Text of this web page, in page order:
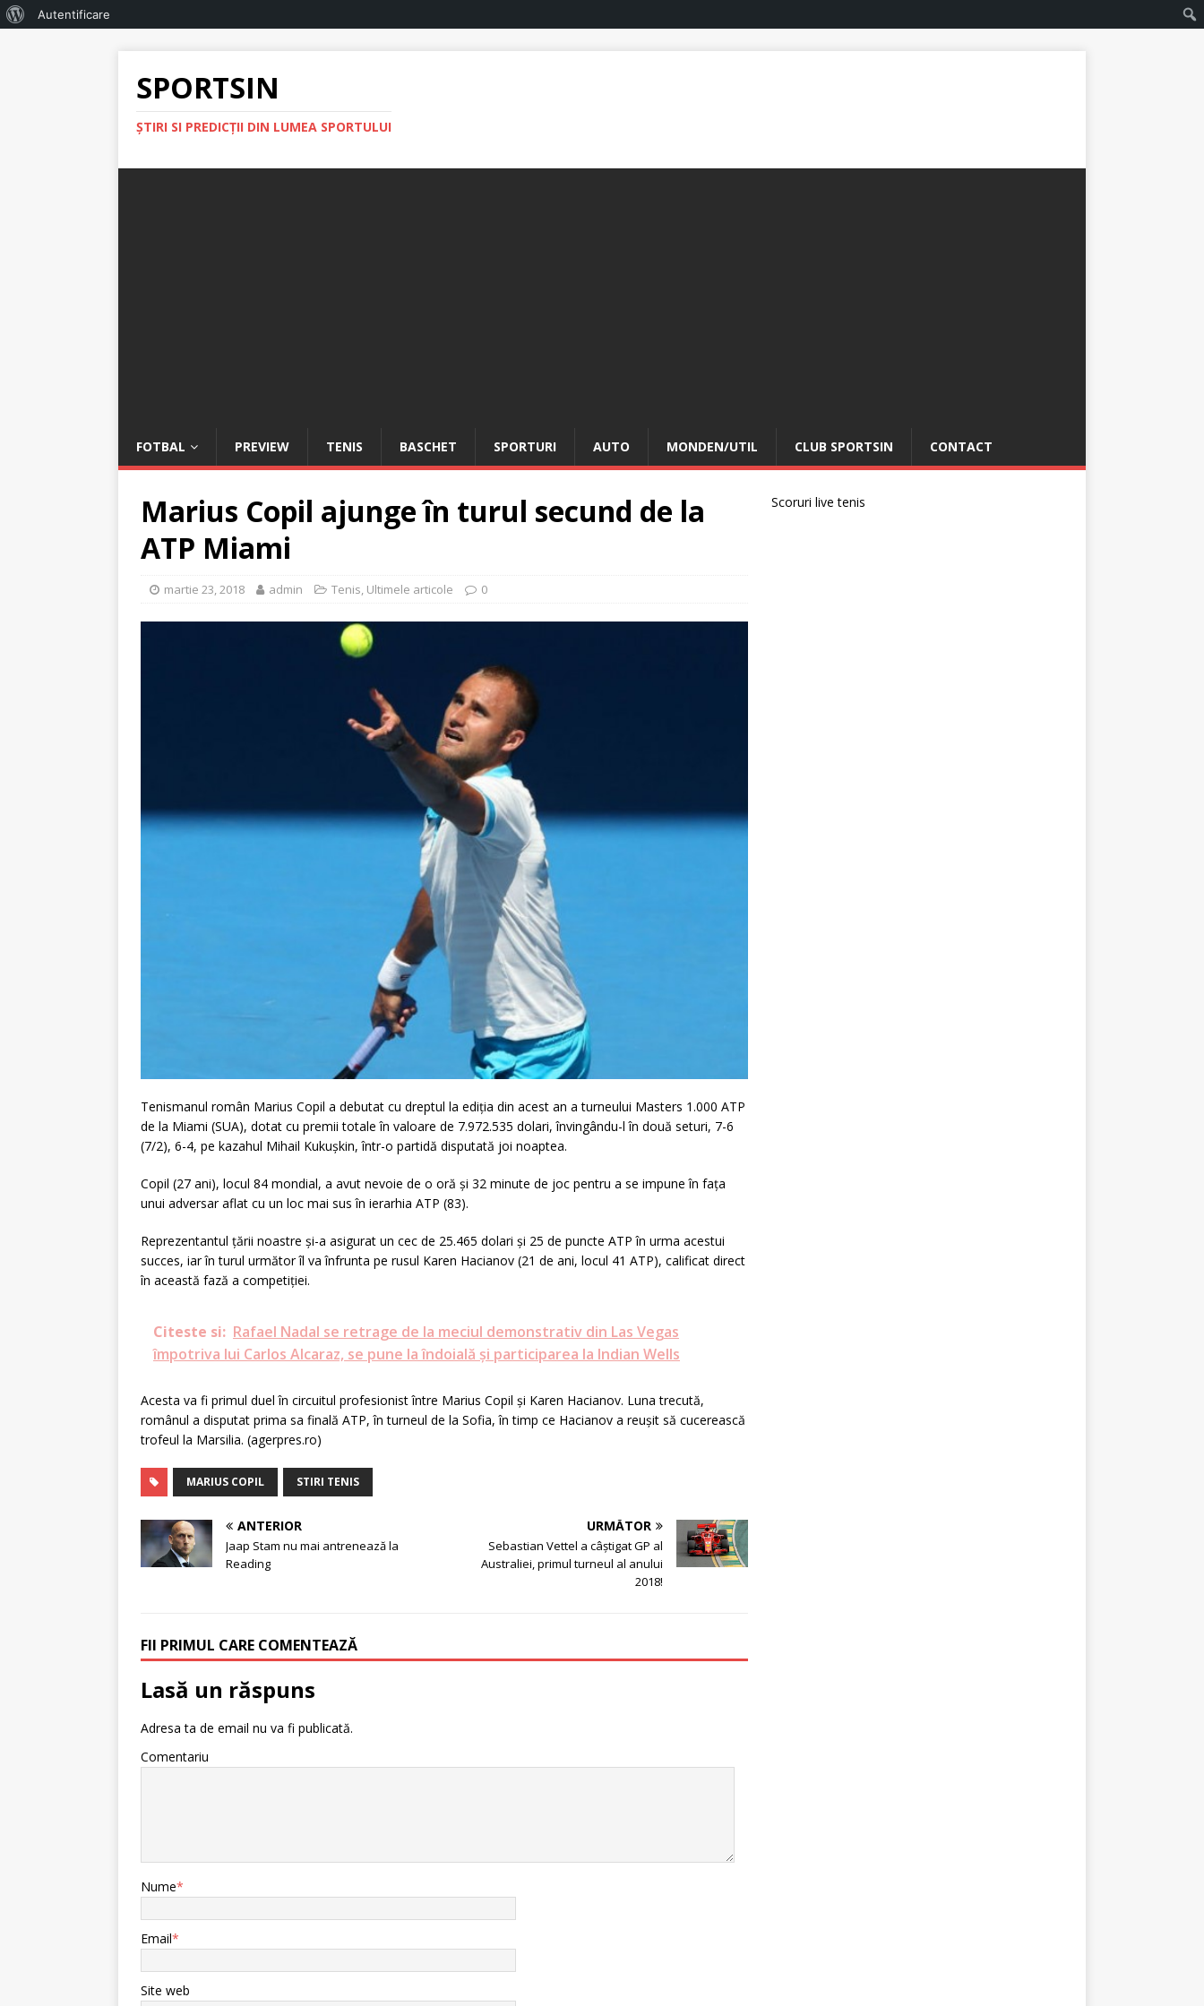
Autentificare
SPORTSIN
ŞTIRI SI PREDICŢII DIN LUMEA SPORTULUI
FOTBAL PREVIEW TENIS BASCHET SPORTURI AUTO MONDEN/UTIL CLUB SPORTSIN CONTACT
Marius Copil ajunge în turul secund de la
ATP Miami
martie 23, 2018 admin Tenis, Ultimele articole 0
Tenismanul român Marius Copil a debutat cu dreptul la ediţia din acest an a turneului Masters 1.000 ATP
de la Miami (SUA), dotat cu premii totale în valoare de 7.972.535 dolari, învingându-l în două seturi, 7-6
(7/2), 6-4, pe kazahul Mihail Kukuşkin, într-o partidă disputată joi noaptea.
Copil (27 ani), locul 84 mondial, a avut nevoie de o oră şi 32 minute de joc pentru a se impune în faţa
unui adversar aflat cu un loc mai sus în ierarhia ATP (83).
Reprezentantul ţării noastre şi-a asigurat un cec de 25.465 dolari şi 25 de puncte ATP în urma acestui
succes, iar în turul următor îl va înfrunta pe rusul Karen Hacianov (21 de ani, locul 41 ATP), calificat direct
în această fază a competiţiei.
Citeste si: Rafael Nadal se retrage de la meciul demonstrativ din Las Vegas
împotriva lui Carlos Alcaraz, se pune la îndoială și participarea la Indian Wells
Acesta va fi primul duel în circuitul profesionist între Marius Copil şi Karen Hacianov. Luna trecută,
românul a disputat prima sa finală ATP, în turneul de la Sofia, în timp ce Hacianov a reuşit să cucerească
trofeul la Marsilia. (agerpres.ro)
MARIUS COPIL STIRI TENIS
ANTERIOR
Jaap Stam nu mai antrenează la
Reading
URMĂTOR
Sebastian Vettel a câștigat GP al
Australiei, primul turneul al anului
2018!
FII PRIMUL CARE COMENTEAZĂ
Lasă un răspuns
Adresa ta de email nu va fi publicată.
Comentariu
Nume*
Email*
Site web
Scoruri live tenis